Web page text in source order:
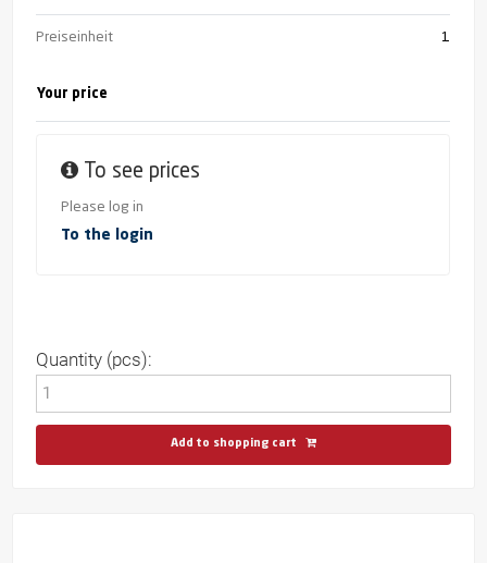
Preiseinheit 1
Your price
To see prices
Please log in
To the login
Quantity (pcs):
Add to shopping cart